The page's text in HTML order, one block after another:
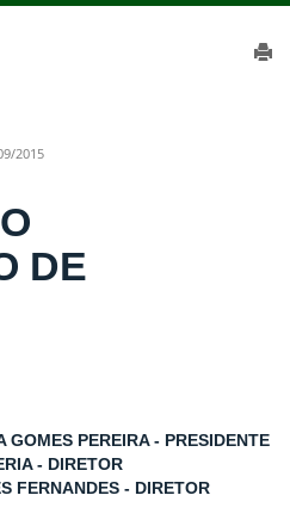
2015
DE
GOMES PEREIRA - PRESIDENTE
- DIRETOR
FERNANDES - DIRETOR